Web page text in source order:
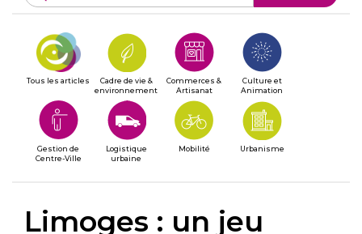
Tous les articles
Cadre de vie &
environnement
Commerces &
Artisanat
Culture et
Animation
Gestion de
Centre-Ville
Logistique
urbaine
Mobilité Urbanisme
Limoges : un jeu